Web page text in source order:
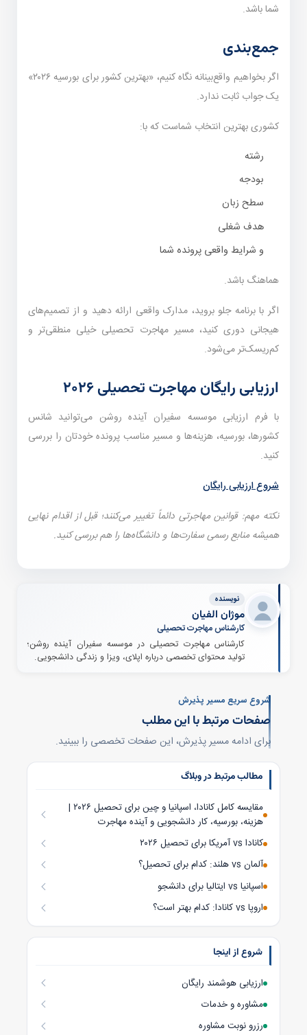
شما باشد.
جمع‌بندی
اگر بخواهیم واقع‌بینانه نگاه کنیم، «بهترین کشور برای بورسیه ۲۰۲۶»
یک جواب ثابت ندارد.
کشوری بهترین انتخاب شماست که با:
رشته
بودجه
سطح زبان
هدف شغلی
و شرایط واقعی پرونده شما
هماهنگ باشد.
اگر با برنامه جلو بروید، مدارک واقعی ارائه دهید و از تصمیم‌های
هیجانی دوری کنید، مسیر مهاجرت تحصیلی خیلی منطقی‌تر و
کم‌ریسک‌تر می‌شود.
ارزیابی رایگان مهاجرت تحصیلی ۲۰۲۶
با فرم ارزیابی موسسه سفیران آینده روشن می‌توانید شانس
کشورها، بورسیه، هزینه‌ها و مسیر مناسب پرونده خودتان را بررسی
کنید.
شروع ارزیابی رایگان
نکته مهم: قوانین مهاجرتی دائماً تغییر می‌کنند؛ قبل از اقدام نهایی
همیشه منابع رسمی سفارت‌ها و دانشگاه‌ها را هم بررسی کنید.
نویسنده
موژان الفیان
کارشناس مهاجرت تحصیلی
کارشناس مهاجرت تحصیلی در موسسه سفیران آینده روشن؛
تولید محتوای تخصصی درباره اپلای، ویزا و زندگی دانشجویی.
شروع سریع مسیر پذیرش
صفحات مرتبط با این مطلب
برای ادامه مسیر پذیرش، این صفحات تخصصی را ببینید.
مطالب مرتبط در وبلاگ
مقایسه کامل کانادا، اسپانیا و چین برای تحصیل ۲۰۲۶ |
هزینه، بورسیه، کار دانشجویی و آینده مهاجرت
کانادا vs آمریکا برای تحصیل ۲۰۲۶
آلمان vs هلند: کدام برای تحصیل؟
اسپانیا vs ایتالیا برای دانشجو
اروپا vs کانادا: کدام بهتر است؟
شروع از اینجا
ارزیابی هوشمند رایگان
مشاوره و خدمات
رزرو نوبت مشاوره